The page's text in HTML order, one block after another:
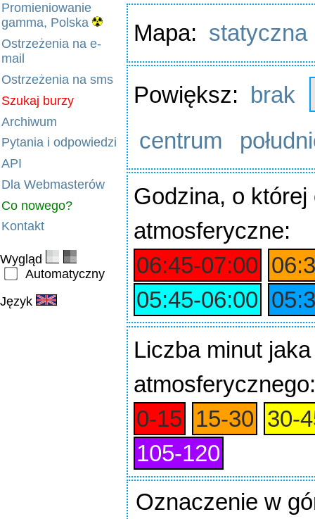
Promieniowanie
gamma, Polska
Ostrzeżenia na e-
mail
Ostrzeżenia na sms
Szukaj burzy
Archiwum
Pytania i odpowiedzi
API
Dla Webmasterów
Co nowego?
Kontakt
Wygląd
Automatyczny
Język
Mapa: statyczna
Powiększ: brak
centrum
Godzina, o której
atmosferyczne:
06:45‑07:00
05:45‑06:00
Liczba minut jaka
atmosferycznego:
0‑15 15‑30
105‑120
Oznaczenie w